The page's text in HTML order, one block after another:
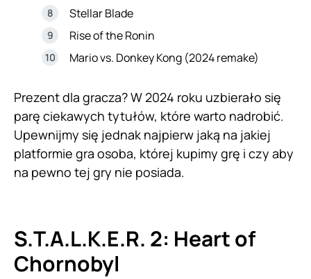
Stellar Blade
Rise of the Ronin
Mario vs. Donkey Kong (2024 remake)
Prezent dla gracza? W 2024 roku uzbierało się
parę ciekawych tytułów, które warto nadrobić.
Upewnijmy się jednak najpierw jaką na jakiej
platformie gra osoba, której kupimy grę i czy aby
na pewno tej gry nie posiada.
S.T.A.L.K.E.R. 2: Heart of
Chornobyl